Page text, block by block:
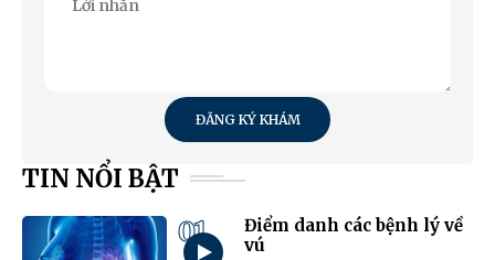
ĐĂNG KÝ KHÁM
TIN NỔI BẬT
01
Điểm danh các bệnh lý về
vú